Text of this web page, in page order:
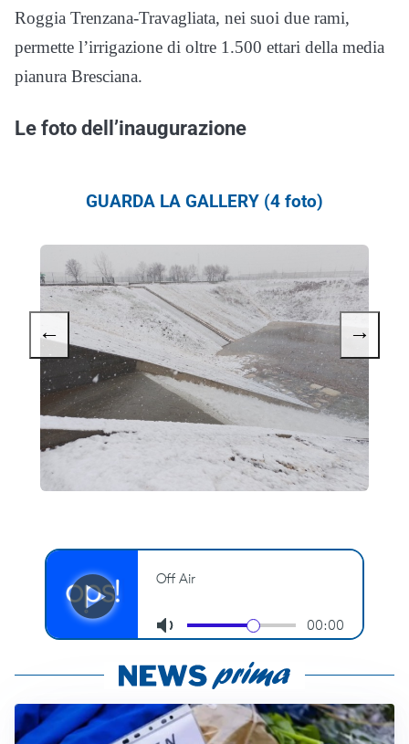
Roggia Trenzana-Travagliata, nei suoi due rami,
permette l’irrigazione di oltre 1.500 ettari della media
pianura Bresciana.
Le foto dell’inaugurazione
GUARDA LA GALLERY (4 foto)
← →